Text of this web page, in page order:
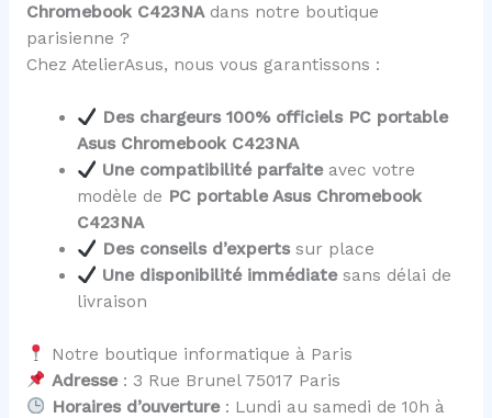
Chromebook C423NAdans notre boutique
parisienne ?
Chez AtelierAsus, nous vous garantissons :
Des chargeurs 100% officiels PC portable
Asus Chromebook C423NA
Une compatibilité parfaiteavec votre
modèle de PC portable Asus Chromebook
C423NA
Des conseils d’expertssur place
Une disponibilité immédiatesans délai de
livraison
Notre boutique informatique à Paris
Adresse: 3 Rue Brunel 75017 Paris
Horaires d’ouverture: Lundi au samedi de 10h à